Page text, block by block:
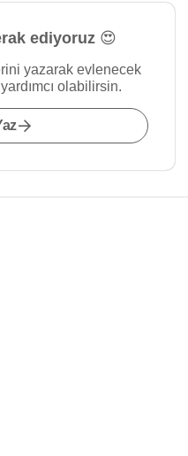
ediyoruz 😍
yazarak evlenecek
olabilirsin.